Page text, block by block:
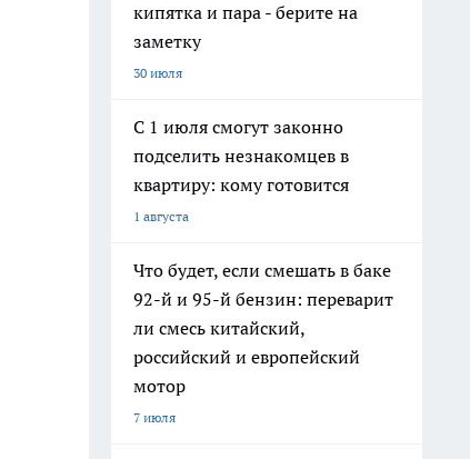
кипятка и пара - берите на
заметку
30 июля
С 1 июля смогут законно
подселить незнакомцев в
квартиру: кому готовится
1 августа
Что будет, если смешать в баке
92-й и 95-й бензин: переварит
ли смесь китайский,
российский и европейский
мотор
7 июля